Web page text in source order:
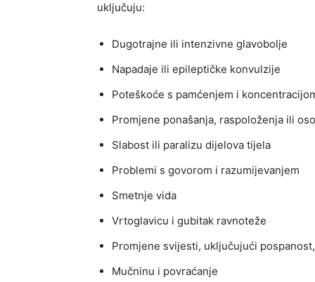
uključuju:
Dugotrajne ili intenzivne glavobolje
Napadaje ili epileptičke konvulzije
Poteškoće s pamćenjem i
Promjene ponašanja, raspoloženja ili
Slabost ili paralizu dijelova tijela
Problemi s govorom i razumijevanjem
Smetnje vida
Vrtoglavicu i gubitak ravnoteže
Promjene svijesti, uključujući
Mučninu i povraćanje